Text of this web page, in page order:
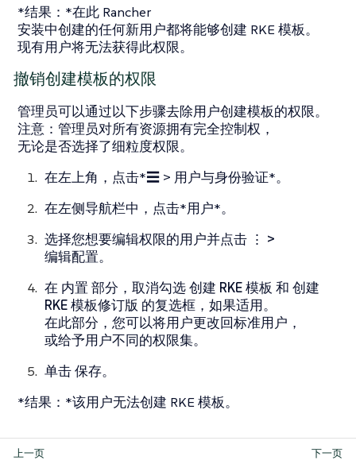
*结果：*在此 Rancher
安装中创建的任何新用户都将能够创建 RKE 模板。
现有用户将无法获得此权限。
撤销创建模板的权限
管理员可以通过以下步骤去除用户创建模板的权限。
注意：管理员对所有资源拥有完全控制权，
无论是否选择了细粒度权限。
在左上角，点击*☰ > 用户与身份验证*。
在左侧导航栏中，点击*用户*。
选择您想要编辑权限的用户并点击 ⋮ >
编辑配置。
在 内置部分，取消勾选创建 RKE 模板 和 创建
RKE 模板修订版 的复选框，如果适用。
在此部分，您可以将用户更改回标准用户，
或给予用户不同的权限集。
单击保存。
*结果：*该用户无法创建 RKE 模板。